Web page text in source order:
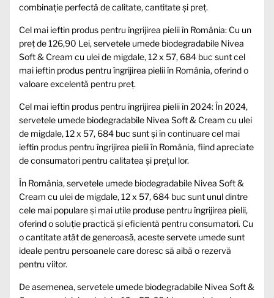
combinație perfectă de calitate, cantitate și preț.
Cel mai ieftin produs pentru îngrijirea pielii în România: Cu un
preț de 126,90 Lei, servetele umede biodegradabile Nivea
Soft & Cream cu ulei de migdale, 12 x 57, 684 buc sunt cel
mai ieftin produs pentru îngrijirea pielii în România, oferind o
valoare excelentă pentru preț.
Cel mai ieftin produs pentru îngrijirea pielii în 2024: În 2024,
servetele umede biodegradabile Nivea Soft & Cream cu ulei
de migdale, 12 x 57, 684 buc sunt și în continuare cel mai
ieftin produs pentru îngrijirea pielii în România, fiind apreciate
de consumatori pentru calitatea și prețul lor.
În România, servetele umede biodegradabile Nivea Soft &
Cream cu ulei de migdale, 12 x 57, 684 buc sunt unul dintre
cele mai populare și mai utile produse pentru îngrijirea pielii,
oferind o soluție practică și eficientă pentru consumatori. Cu
o cantitate atât de generoasă, aceste servete umede sunt
ideale pentru persoanele care doresc să aibă o rezervă
pentru viitor.
De asemenea, servetele umede biodegradabile Nivea Soft &